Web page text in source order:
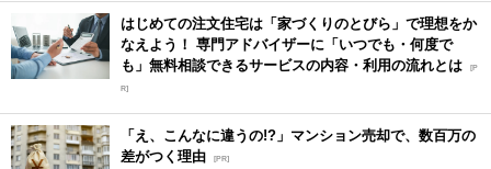
はじめての注文住宅は「家づくりのとびら」で理想をか
なえよう！ 専門アドバイザーに「いつでも・何度で
も」無料相談できるサービスの内容・利用の流れとは [P
R]
「え、こんなに違うの!?」マンション売却で、数百万の
差がつく理由 [PR]